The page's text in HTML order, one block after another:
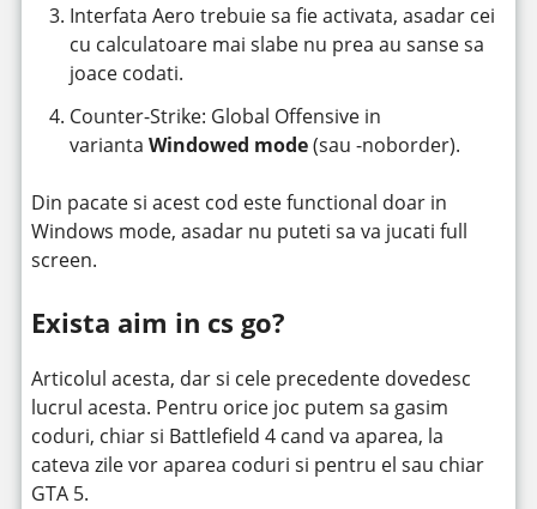
Interfata Aero trebuie sa fie activata, asadar cei
cu calculatoare mai slabe nu prea au sanse sa
joace codati.
Counter-Strike: Global Offensive in
varianta Windowed mode(sau -noborder).
Din pacate si acest cod este functional doar in
Windows mode, asadar nu puteti sa va jucati full
screen.
Exista aim in cs go?
Articolul acesta, dar si cele precedente dovedesc
lucrul acesta. Pentru orice joc putem sa gasim
coduri, chiar si Battlefield 4 cand va aparea, la
cateva zile vor aparea coduri si pentru el sau chiar
GTA 5.